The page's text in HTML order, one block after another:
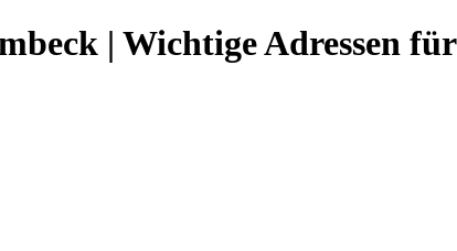
| Wichtige Adressen für